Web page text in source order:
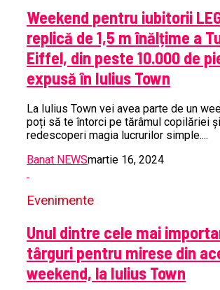
Weekend pentru iubitorii
replică de 1,5 m înălțime a
Eiffel, din peste 10.000 de
expusă în Iulius Town
La Iulius Town vei avea parte de un
poți să te întorci pe tărâmul copilăriei
redescoperi magia lucrurilor simple....
Banat NEWSmartie 16, 2024
Evenimente
Unul dintre cele mai
târguri pentru mirese din
weekend, la Iulius Town